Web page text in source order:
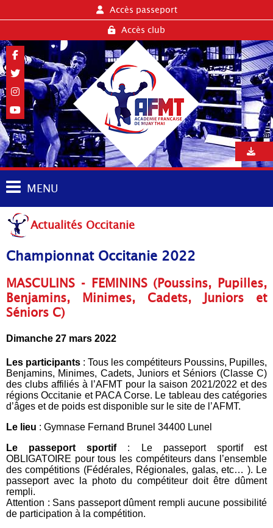
Accès passeport
Accès club
MENU
Actualités Occitanie
Championnat Occitanie 2022
MASCULINS - FEMININS (Poussins, Pupilles,
Benjamins, Minimes, Cadets, Juniors et
Séniors C)
Dimanche 27 mars 2022
Les participants : Tous les compétiteurs Poussins, Pupilles,
Benjamins, Minimes, Cadets, Juniors et Séniors (Classe C)
des clubs affiliés à l’AFMT pour la saison 2021/2022 et des
régions Occitanie et PACA Corse. Le tableau des catégories
d’âges et de poids est disponible sur le site de l’AFMT.
Le lieu : Gymnase Fernand Brunel 34400 Lunel
Le passeport sportif: Le passeport sportif est
OBLIGATOIRE pour tous les compétiteurs dans l’ensemble
des compétitions (Fédérales, Régionales, galas, etc… ). Le
passeport avec la photo du compétiteur doit être dûment
rempli.
Attention : Sans passeport dûment rempli aucune possibilité
de participation à la compétition.